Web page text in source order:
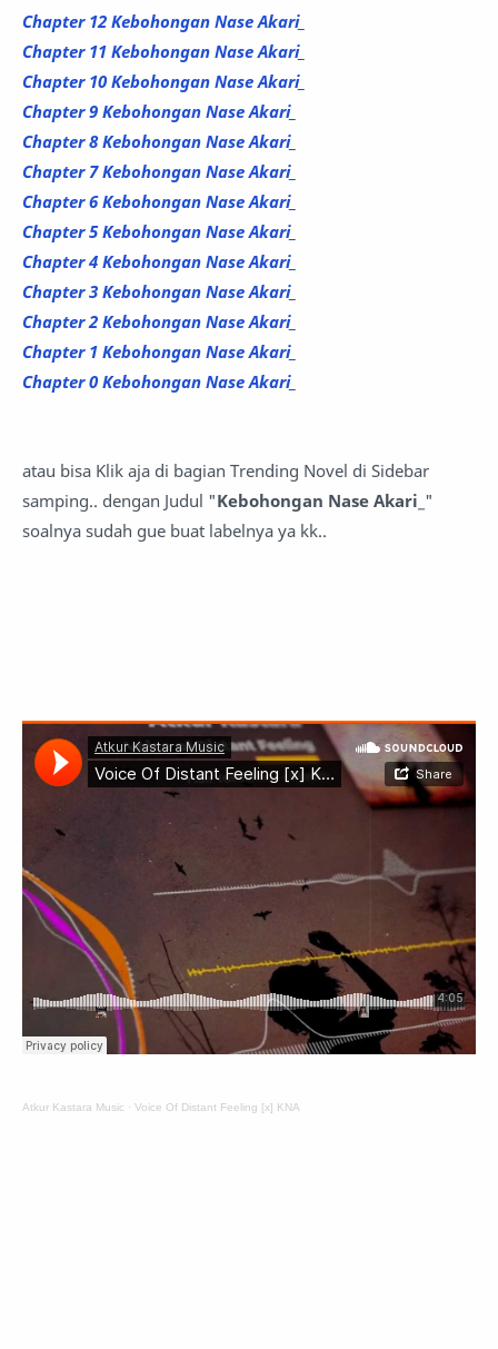
Chapter 12 Kebohongan Nase Akari_
Chapter 11 Kebohongan Nase Akari_
Chapter 10 Kebohongan Nase Akari_
Chapter 9 Kebohongan Nase Akari_
Chapter 8 Kebohongan Nase Akari_
Chapter 7 Kebohongan Nase Akari_
Chapter 6Kebohongan Nase Akari_
Chapter 5Kebohongan Nase Akari_
Chapter 4 Kebohongan Nase Akari_
Chapter 3 Kebohongan Nase Akari_
Chapter 2 Kebohongan Nase Akari_
Chapter 1 Kebohongan Nase Akari_
Chapter 0 Kebohongan Nase Akari_
atau bisa Klik aja di bagian Trending Novel di Sidebar
samping.. dengan Judul "Kebohongan Nase Akari_ "
soalnya sudah gue buat labelnya ya kk..
Atkur Kastara Music · Voice Of Distant Feeling [x] KNA